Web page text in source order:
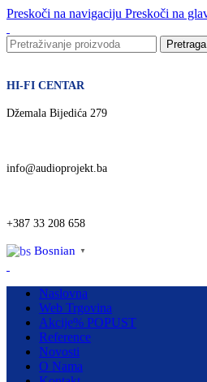
Preskoči na navigaciju Preskoči na
Pretraga
HI-FI CENTAR
Džemala Bijedića 279
info@audioprojekt.ba
+387 33 208 658
Bosnian ▼
Naslovna
Web Trgovina
Akcije% POPUST
Reference
Novosti
O Nama